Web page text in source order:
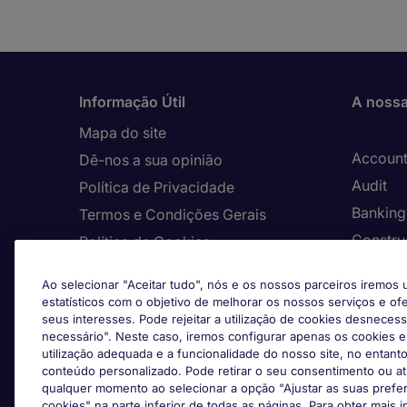
Informação Útil
Mapa do site
Dê-nos a sua opinião
Política de Privacidade
Termos e Condições Gerais
Política de Cookies
Países/Regiões
A
Audit
Digital
Ao selecionar "Aceitar tudo", nós e os nossos parceiros iremos
estatísticos com o objetivo de melhorar os nossos serviços e
seus interesses. Pode rejeitar a utilização de cookies
necessário". Neste caso, iremos configurar apenas os cookies
utilização adequada e a funcionalidade do nosso site, no
conteúdo personalizado. Pode retirar o seu consentimento ou
qualquer momento ao selecionar a opção "Ajustar as suas